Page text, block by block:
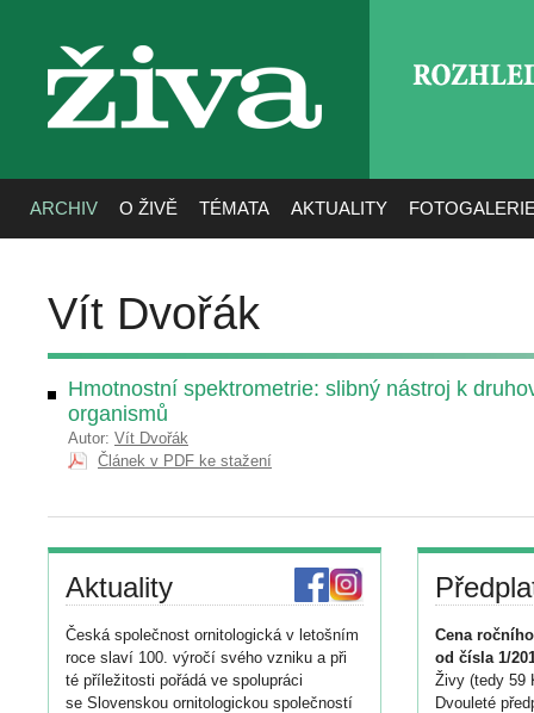
živa
ARCHIV O ŽIVĚ TÉMATA AKTUALITY
Vít Dvořák
Hmotnostní spektrometrie: slibný nástroj k
organismů
Autor: Vít Dvořák
Článek v PDF ke stažení
Aktuality
Česká společnost ornitologická v letošním
roce slaví 100. výročí svého vzniku a při
té příležitosti pořádá ve spolupráci
se Slovenskou ornitologickou společností
Cena
od čísla 1/
Živy (tedy 59
Dvouleté